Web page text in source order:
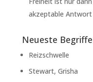
akzeptable
Neueste
Reizschwelle
Stewart, Grisha